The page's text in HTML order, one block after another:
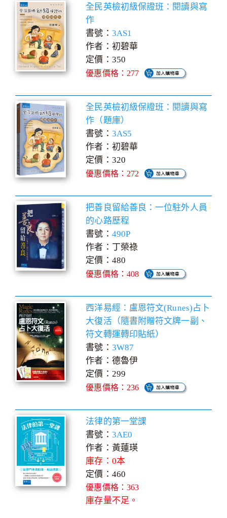
全民英檢初級保證班：閱讀與寫
作
書號： 3AS1
作者：初碧華
定價：350
優惠價格：277
全民英檢初級保證班：閱讀與寫
作（題庫）
書號： 3AS5
作者：初碧華
定價：320
優惠價格：272
把善良留給善良：一位駐外人員
的心路歷程
書號： 490P
作者：丁榮祿
定價：480
優惠價格：408
西洋易經：盧恩符文(Runes)占卜
大復活（隨書附贈符文牌一副、
符文轉運轉印貼紙）
書號： 3W87
作者：德魯伊
定價：299
優惠價格：236
法律的第一堂課
書號： 3AE0
作者：黃蓮瑛
庫存：0本
定價：460
優惠價格：363
庫存量不足。